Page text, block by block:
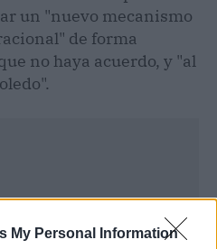
My Personal Information
un "nuevo mecanismo
de forma
no haya acuerdo, y "al